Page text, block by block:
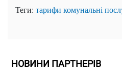
Теги: тарифи комунальні
НОВИНИ ПАРТНЕРІВ